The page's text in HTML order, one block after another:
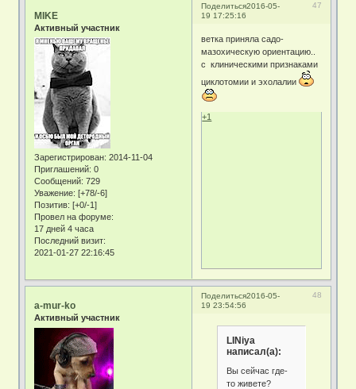
Поделиться 47
2016-05-
19 17:25:16
MIKE
Активный участник
Зарегистрирован: 2014-11-04
Приглашений: 0
Сообщений: 729
Уважение: [+78/-6]
Позитив: [+0/-1]
Провел на форуме:
17 дней 4 часа
Последний визит:
2021-01-27 22:16:45
ветка приняла садо-
мазохическую ориентацию..
с клиническими признаками
циклотомии и эхолалии
+1
Поделиться 48
2016-05-
19 23:54:56
a-mur-ko
Активный участник
LINiya
написал(а):
Вы сейчас где-
то живете?